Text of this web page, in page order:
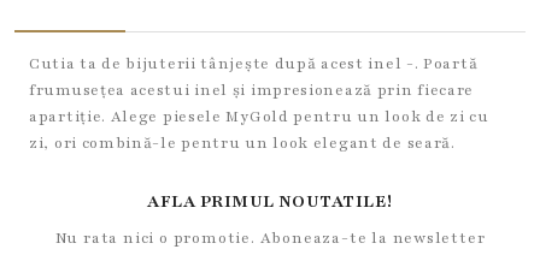
Cutia ta de bijuterii tânjește după acest inel -. Poartă
frumusețea acestui inel și impresionează prin fiecare
apartiție. Alege piesele MyGold pentru un look de zi cu
zi, ori combină-le pentru un look elegant de seară.
AFLA PRIMUL NOUTATILE!
Nu rata nici o promotie. Aboneaza-te la newsletter